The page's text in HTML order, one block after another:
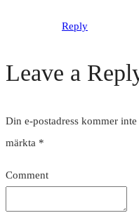
Reply
Leave a
Din e-postadress kommer
märkta *
Comment